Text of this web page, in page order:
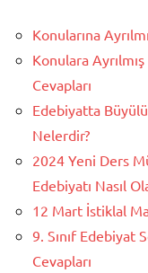
Konularına
Konulara
Cevapları
Edebiyatta
Nelerdir?
2024 Yeni Ders
Edebiyatı Nasıl
12 Mart İstiklal
9. Sınıf Edebiyat
Cevapları